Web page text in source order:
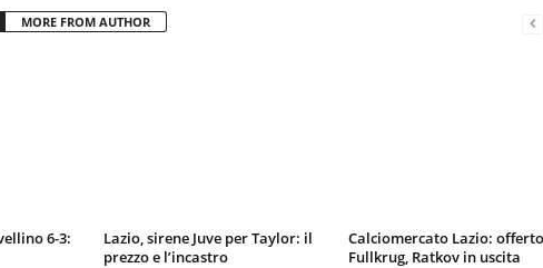
MORE FROM AUTHOR
6-3:
Lazio, sirene Juve per Taylor: il
prezzo e l’incastro
Calciomercato Lazio: offerto
Fullkrug, Ratkov in uscita